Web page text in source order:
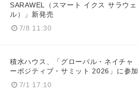
SARAWEL（スマート イクス サラウェ
ル）」新発売
7/8 11:30
積水ハウス、「グローバル・ネイチャ
ーポジティブ・サミット 2026」に参加
7/1 17:10